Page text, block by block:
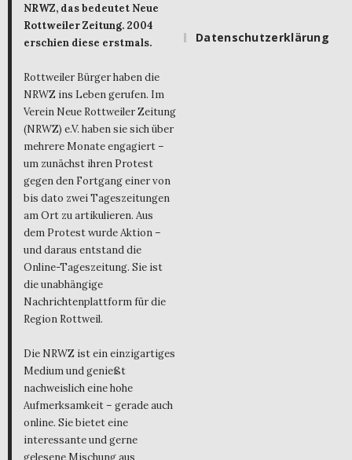
NRWZ, das bedeutet Neue
Rottweiler Zeitung. 2004
erschien diese erstmals.
Rottweiler Bürger haben die
NRWZ ins Leben gerufen. Im
Verein Neue Rottweiler Zeitung
(NRWZ) e.V. haben sie sich über
mehrere Monate engagiert –
um zunächst ihren Protest
gegen den Fortgang einer von
bis dato zwei Tageszeitungen
am Ort zu artikulieren. Aus
dem Protest wurde Aktion –
und daraus entstand die
Online-Tageszeitung. Sie ist
die unabhängige
Nachrichtenplattform für die
Region Rottweil.
Die NRWZ ist ein einzigartiges
Medium und genießt
nachweislich eine hohe
Aufmerksamkeit – gerade auch
online. Sie bietet eine
interessante und gerne
gelesene Mischung aus
Datenschutzerklärung